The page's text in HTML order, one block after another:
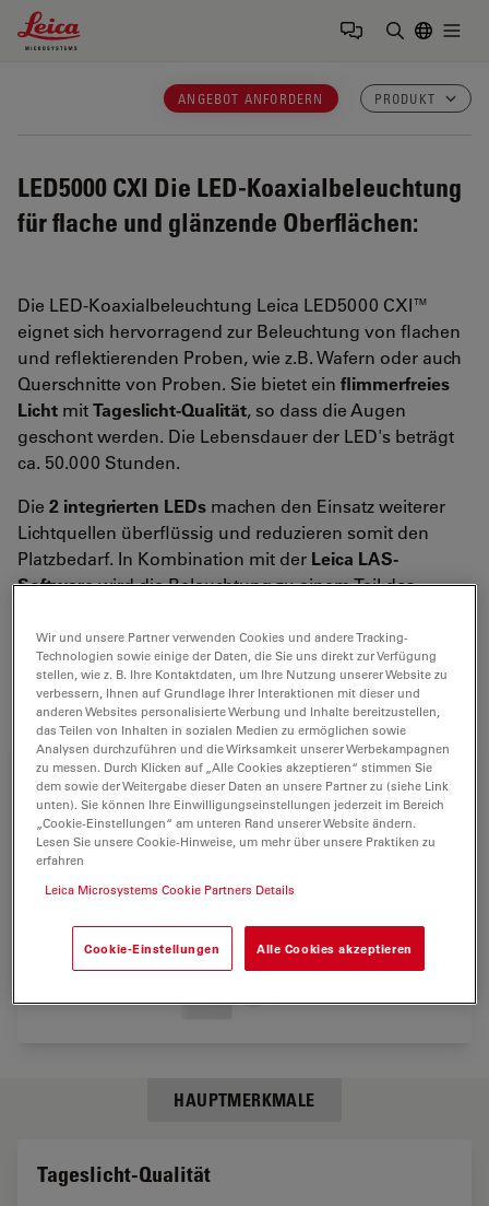
Leica Microsystems Logo
ANGEBOT ANFORDERN PRODUKT
LED5000 CXI Die LED-Koaxialbeleuchtung
für flache und glänzende Oberflächen:
Die LED-Koaxialbeleuchtung Leica LED5000 CXI™
eignet sich hervorragend zur Beleuchtung von flachen
und reflektierenden Proben, wie z.B. Wafern oder auch
Querschnitte von Proben. Sie bietet ein flimmerfreies
Licht mitTageslicht-Qualität, so dass die Augen
geschont werden. Die Lebensdauer der LED's beträgt
ca. 50.000 Stunden.
Die 2 integrierten LEDs machen den Einsatz weiterer
Lichtquellen überflüssig und reduzieren somit den
Platzbedarf. In Kombination mit der Leica LAS-
Softwarewird die Beleuchtung zu einem Teil des
mehr notwendig. Beleuchtungs-Einstellungen können
zusammen mit dem Bild gespeichert und späterauf
Knopfdruck wieder hergestelltwerden.
HAUPTMERKMALE
Tageslicht-Qualität
Wir und unsere Partner verwenden Cookies und andere Tracking-
Technologien sowie einige der Daten, die Sie uns direkt zur Verfügung
stellen, wie z. B. Ihre Kontaktdaten, um Ihre Nutzung unserer Website zu
verbessern, Ihnen auf Grundlage Ihrer Interaktionen mit dieser und
anderen Websites personalisierte Werbung und Inhalte bereitzustellen,
das Teilen von Inhalten in sozialen Medien zu ermöglichen sowie
Analysen durchzuführen und die Wirksamkeit unserer Werbekampagnen
zu messen. Durch Klicken auf „Alle Cookies akzeptieren“ stimmen Sie
dem sowie der Weitergabe dieser Daten an unsere Partner zu (siehe Link
unten). Sie können Ihre Einwilligungseinstellungen jederzeit im Bereich
„Cookie-Einstellungen“ am unteren Rand unserer Website ändern.
Lesen Sie unsere Cookie-Hinweise, um mehr über unsere Praktiken zu
erfahren
Leica Microsystems Cookie Partners Details
Cookie-Einstellungen Alle Cookies akzeptieren